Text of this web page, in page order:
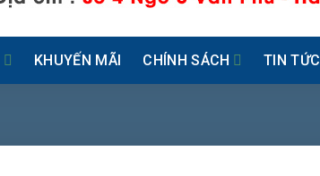
KHUYẾN MÃI CHÍNH SÁCH TIN TỨC